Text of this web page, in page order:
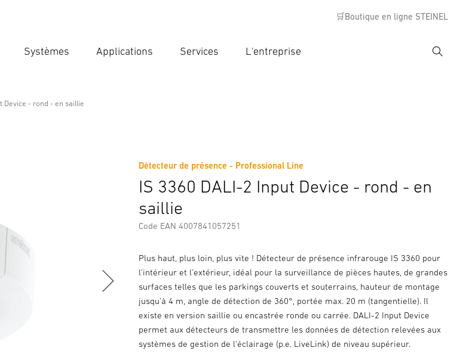
🛒Boutique en ligne STEINEL
Systèmes Applications Services L'entreprise
Device - rond - en saillie
Détecteur de présence - Professional Line
IS 3360 DALI-2 Input Device - rond - en
saillie
Code EAN 4007841057251
Plus haut, plus loin, plus vite ! Détecteur de présence infrarouge IS 3360 pour
l'intérieur et l'extérieur, idéal pour la surveillance de pièces hautes, de grandes
surfaces telles que les parkings couverts et souterrains, hauteur de montage
jusqu'à 4 m, angle de détection de 360°, portée max. 20 m (tangentielle). Il
existe en version saillie ou encastrée ronde ou carrée. DALI-2 Input Device
permet aux détecteurs de transmettre les données de détection relevées aux
systèmes de gestion de l'éclairage (p.e. LiveLink) de niveau supérieur.
Consignes de Sécurité et Avertissements Informations sur le fabricant